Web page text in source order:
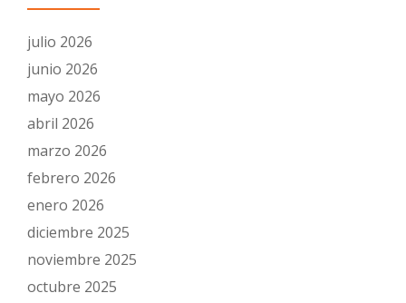
julio 2026
junio 2026
mayo 2026
abril 2026
marzo 2026
febrero 2026
enero 2026
diciembre 2025
noviembre 2025
octubre 2025